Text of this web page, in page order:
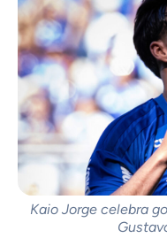
Kaio Jorge celebra